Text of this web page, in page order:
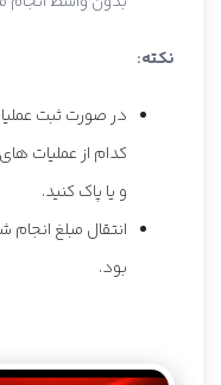
نکته:
در صورت ثبت
کدام از عملیات
و یا پاک کنید.
انتقال مبلغ
بود.